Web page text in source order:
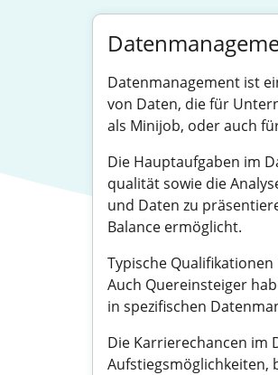
Datenmanagement ist
von Daten, die für
als Minijob, oder auch
Die Hauptaufgaben im
qualität sowie die
und Daten zu
Balance ermöglicht.
Typische
Auch Quereinsteiger
in spezifischen
Die Karrierechancen im
Aufstiegsmöglichkeiten,